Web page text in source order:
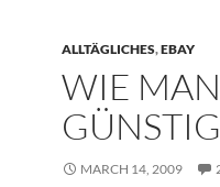
ALLTÄGLICHES,EBAY
WIE MAN
ÜNSTIG
MARCH 14, 2009